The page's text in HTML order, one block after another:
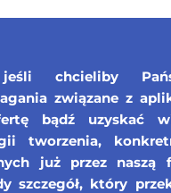
chcieliby
związane z
bądź uzyskać
tworzenia,
już przez naszą
szczegół, który